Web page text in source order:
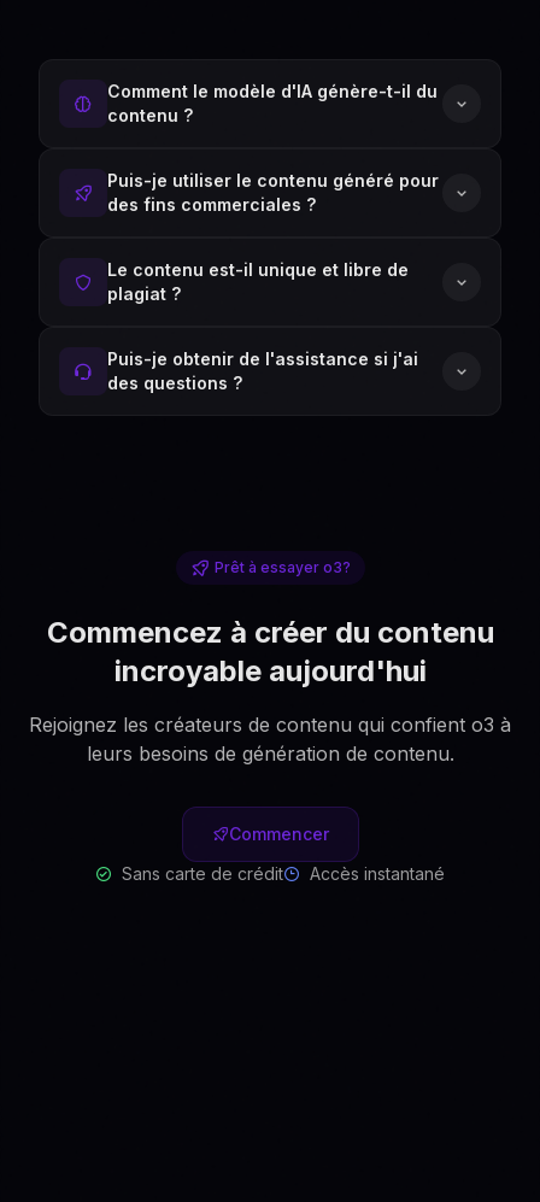
Comment le modèle d'IA génère-t-il du
contenu ?
Puis-je utiliser le contenu généré pour
des fins commerciales ?
Le contenu est-il unique et libre de
plagiat ?
Puis-je obtenir de l'assistance si j'ai
des questions ?
Prêt à essayer o3?
Commencez à créer du contenu
incroyable aujourd'hui
Rejoignez les créateurs de contenu qui confient o3 à
leurs besoins de génération de contenu.
Commencer
Sans carte de crédit
Accès instantané